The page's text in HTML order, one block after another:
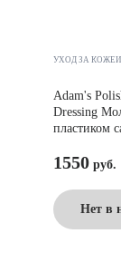
УХОД ЗА КОЖЕЙ
Adam's
Dressing
пластиком
1550
Нет в